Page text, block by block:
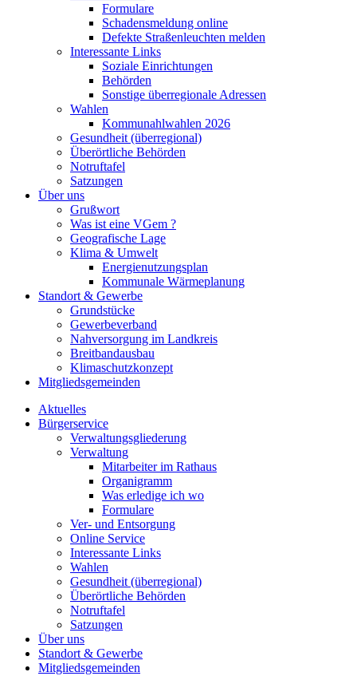
Formulare
Schadensmeldung online
Defekte Straßenleuchten melden
Interessante Links
Soziale Einrichtungen
Behörden
Sonstige überregionale Adressen
Wahlen
Kommunahlwahlen 2026
Gesundheit (überregional)
Überörtliche Behörden
Notruftafel
Satzungen
Über uns
Grußwort
Was ist eine VGem ?
Geografische Lage
Klima & Umwelt
Energienutzungsplan
Kommunale Wärmeplanung
Standort & Gewerbe
Grundstücke
Gewerbeverband
Nahversorgung im Landkreis
Breitbandausbau
Klimaschutzkonzept
Mitgliedsgemeinden
Aktuelles
Bürgerservice
Verwaltungsgliederung
Verwaltung
Mitarbeiter im Rathaus
Organigramm
Was erledige ich wo
Formulare
Ver- und Entsorgung
Online Service
Interessante Links
Wahlen
Gesundheit (überregional)
Überörtliche Behörden
Notruftafel
Satzungen
Über uns
Standort & Gewerbe
Mitgliedsgemeinden